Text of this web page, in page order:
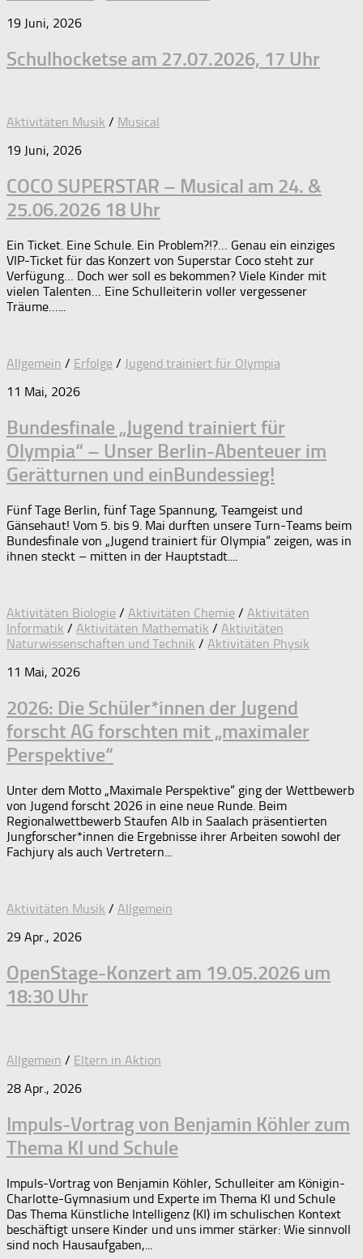
19 Juni, 2026
Schulhocketse am 27.07.2026, 17 Uhr
Aktivitäten Musik / Musical
19 Juni, 2026
COCO SUPERSTAR – Musical am 24. &
25.06.2026 18 Uhr
Ein Ticket. Eine Schule. Ein Problem?!?… Genau ein einziges
VIP-Ticket für das Konzert von Superstar Coco steht zur
Verfügung… Doch wer soll es bekommen? Viele Kinder mit
vielen Talenten… Eine Schulleiterin voller vergessener
Träume…...
Allgemein / Erfolge / Jugend trainiert für Olympia
11 Mai, 2026
Bundesfinale „Jugend trainiert für
Olympia“ – Unser Berlin-Abenteuer im
Gerätturnen und einBundessieg!
Fünf Tage Berlin, fünf Tage Spannung, Teamgeist und
Gänsehaut! Vom 5. bis 9. Mai durften unsere Turn-Teams beim
Bundesfinale von „Jugend trainiert für Olympia“ zeigen, was in
ihnen steckt – mitten in der Hauptstadt....
Aktivitäten Biologie / Aktivitäten Chemie / Aktivitäten
Informatik / Aktivitäten Mathematik / Aktivitäten
Naturwissenschaften und Technik / Aktivitäten Physik
11 Mai, 2026
2026: Die Schüler*innen der Jugend
forscht AG forschten mit „maximaler
Perspektive“
Unter dem Motto „Maximale Perspektive“ ging der Wettbewerb
von Jugend forscht 2026 in eine neue Runde. Beim
Regionalwettbewerb Staufen Alb in Saalach präsentierten
Jungforscher*innen die Ergebnisse ihrer Arbeiten sowohl der
Fachjury als auch Vertretern...
Aktivitäten Musik / Allgemein
29 Apr., 2026
OpenStage-Konzert am 19.05.2026 um
18:30 Uhr
Allgemein / Eltern in Aktion
28 Apr., 2026
Impuls-Vortrag von Benjamin Köhler zum
Thema KI und Schule
Impuls-Vortrag von Benjamin Köhler, Schulleiter am Königin-
Charlotte-Gymnasium und Experte im Thema KI und Schule
Das Thema Künstliche Intelligenz (KI) im schulischen Kontext
beschäftigt unsere Kinder und uns immer stärker: Wie sinnvoll
sind noch Hausaufgaben,...